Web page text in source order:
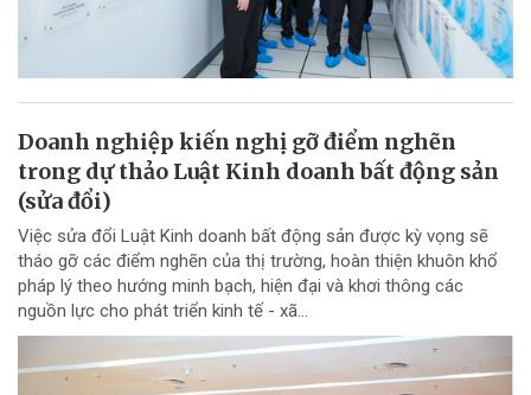
Doanh nghiệp kiến nghị gỡ điểm nghẽn
trong dự thảo Luật Kinh doanh bất động sản
(sửa đổi)
Việc sửa đổi Luật Kinh doanh bất động sản được kỳ vọng sẽ
tháo gỡ các điểm nghẽn của thị trường, hoàn thiện khuôn khổ
pháp lý theo hướng minh bạch, hiện đại và khơi thông các
nguồn lực cho phát triển kinh tế - xã...